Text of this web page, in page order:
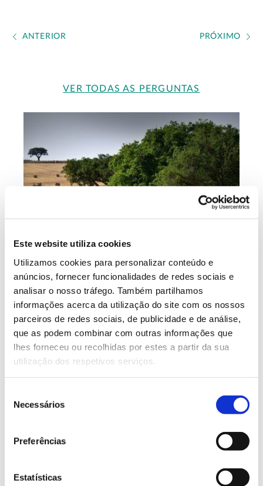
Este website utiliza cookies
Utilizamos cookies para personalizar conteúdo e
anúncios, fornecer funcionalidades de redes sociais e
analisar o nosso tráfego. Também partilhamos
informações acerca da utilização do site com os nossos
parceiros de redes sociais, de publicidade e de análise,
que as podem combinar com outras informações que
lhes forneceu ou recolhidas por estes a partir da sua
utilização dos respetivos serviços.
Necessários
Preferências
Estatísticas
ANTERIOR PRÓXIMO
VER TODAS AS PERGUNTAS
HISTÓRIA
Dinâmica rural e florestas
nos últimos 200 anos em
Portugal
A floresta portuguesa ocupa hoje mais de um terço
do território português, uma área quase quatro vezes
primitivas de carvalhos desapareceram, sendo a
alterações resultam da ação humana sistemática
sobre o território, associada aos grandes fatores
história portuguesa nos últimos 200 anos.